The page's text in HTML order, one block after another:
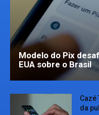
Modelo do Pix
EUA sobre o Brasil
Cazé
da